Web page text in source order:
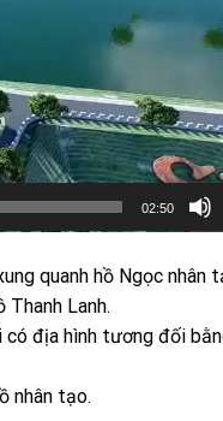
02:50
quanh hồ Ngọc nhân
Lanh.
có địa hình tương đối
nhân tạo.